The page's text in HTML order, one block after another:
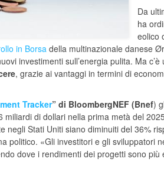
Da
ha
eolico
in Borsa della multinazionale danese
investimenti sull’energia pulita. Ma
, grazie ai vantaggi in termini di
Tracker” di BloombergNEF (Bnef)
di dollari nella prima metà del
negli Stati Uniti siano diminuiti del 36%
politico. «Gli investitori e gli sviluppatori
dove i rendimenti dei progetti sono